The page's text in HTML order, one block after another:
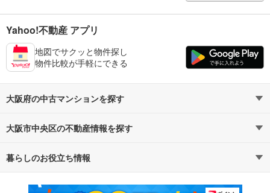
Yahoo!不動産 アプリ
地図でサクッと物件探し
物件比較が手軽にできる
大阪府の中古マンションを探す
路線・駅から探す
通勤・通学時間から探す
大阪市中央区の不動産情報を探す
不動産・住宅
新築マンション 中古マンション
暮らしのお役立ち情報
マンションカタログ 教えて！住まいの先生